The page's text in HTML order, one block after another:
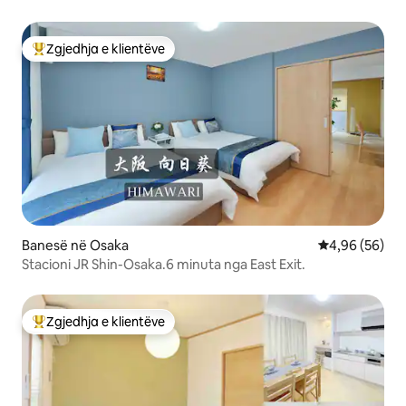
Më të mirat e zgjedhjeve të klientëve
Zgjedhja e klientëve
Banesë në Osaka Vlerësimi
4,96 (56)
Stacioni JR Shin-Osaka.6 minuta nga East Exit.
Më të mirat e zgjedhjeve të klientëve
Zgjedhja e klientëve